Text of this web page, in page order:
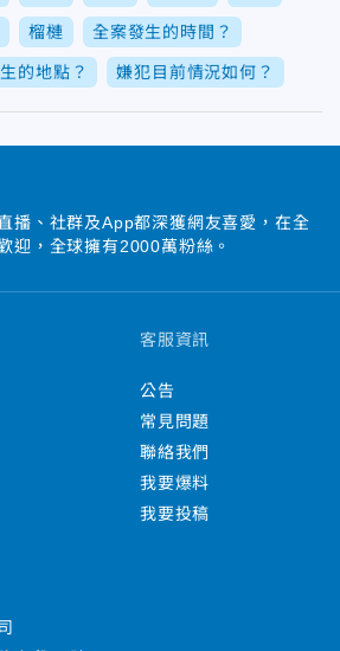
榴槤 全案發生的時間？
的地點？ 嫌犯目前情況如何？
播、社群及App都深獲網友喜愛，在全
迎，全球擁有2000萬粉絲。
客服資訊
公告
常見問題
聯絡我們
我要爆料
我要投稿